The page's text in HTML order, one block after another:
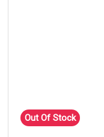
Out Of Stock